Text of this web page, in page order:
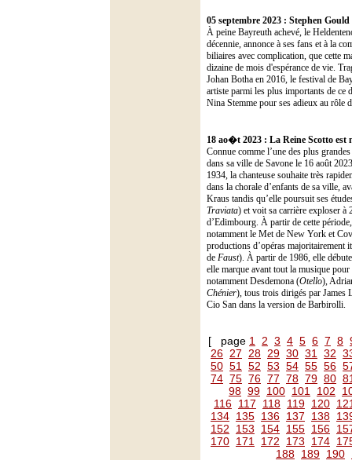
05 septembre 2023 : Stephen
À peine Bayreuth achevé, le
décennie, annonce à ses fans et à la
biliaires avec complication, que cette
dizaine de mois d'espérance de vie.
Johan Botha en 2016, le festival de
artiste parmi les plus importants de ce
Nina Stemme pour ses adieux au rôle
18 ao�t 2023 : La Reine Scotto est
Connue comme l’une des plus
dans sa ville de Savone le 16 août
1934, la chanteuse souhaite très
dans la chorale d’enfants de sa ville,
Kraus tandis qu’elle poursuit ses
Traviata) et voit sa carrière exploser à
d’Edimbourg. À partir de cette
notamment le Met de New York et
productions d’opéras majoritairement
de Faust). À partir de 1986, elle
elle marque avant tout la musique
notamment Desdemona (Otello),
Chénier), tous trois dirigés par James
Cio San dans la version de Barbirolli.
[ page 1 2 3 4 5 6 7 8
26 27 28 29 30 31 32
50 51 52 53 54 55 56
74 75 76 77 78 79 80
98 99 100 101 102
116 117 118 119 120
134 135 136 137 138
152
153 154 155 156
170 171 172 173 174
188 189 190